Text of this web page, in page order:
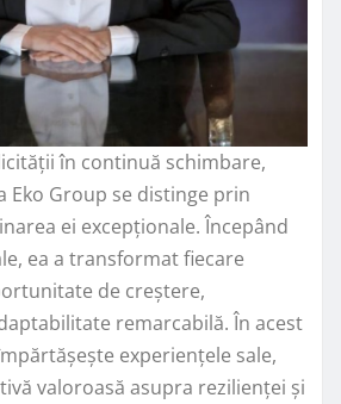
în continuă schimbare,
Eko Group se distinge prin
ei excepționale. Începând
ea a transformat fiecare
de creștere,
remarcabilă. În acest
experiențele sale,
valoroasă asupra rezilienței și